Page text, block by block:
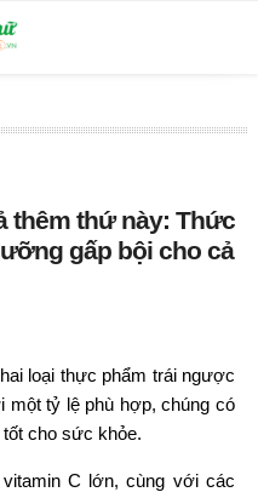
thêm thứ này: Thức
gấp bội cho cả
loại thực phẩm trái ngược
một tỷ lệ phù hợp, chúng có
cho sức khỏe.
C lớn, cùng với các